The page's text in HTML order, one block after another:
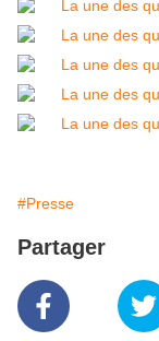
#Presse
Partager